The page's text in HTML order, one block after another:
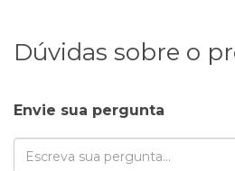
Dúvidas sobre o
Envie sua pergunta